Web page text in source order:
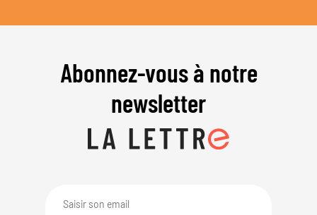
Abonnez-vous à notre
newsletter